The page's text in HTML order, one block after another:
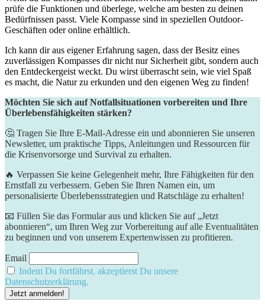
prüfe die Funktionen und überlege, welche am besten zu deinen
Bedürfnissen passt. Viele Kompasse sind in speziellen Outdoor-
Geschäften oder online erhältlich.
Ich kann dir aus eigener Erfahrung sagen, dass der Besitz eines
zuverlässigen Kompasses dir nicht nur Sicherheit gibt, sondern auch
den Entdeckergeist weckt. Du wirst überrascht sein, wie viel Spaß
es macht, die Natur zu erkunden und den eigenen Weg zu finden!
Möchten Sie sich auf Notfallsituationen vorbereiten und Ihre
Überlebensfähigkeiten stärken?
🤔 Tragen Sie Ihre E-Mail-Adresse ein und abonnieren Sie unseren
Newsletter, um praktische Tipps, Anleitungen und Ressourcen für
die Krisenvorsorge und Survival zu erhalten.
🔥 Verpassen Sie keine Gelegenheit mehr, Ihre Fähigkeiten für den
Ernstfall zu verbessern. Geben Sie Ihren Namen ein, um
personalisierte Überlebensstrategien und Ratschläge zu erhalten!
📧 Füllen Sie das Formular aus und klicken Sie auf „Jetzt
abonnieren“, um Ihren Weg zur Vorbereitung auf alle Eventualitäten
zu beginnen und von unserem Expertenwissen zu profitieren.
Email
Indem Du fortfährst, akzeptierst Du unsere
Datenschutzerklärung.